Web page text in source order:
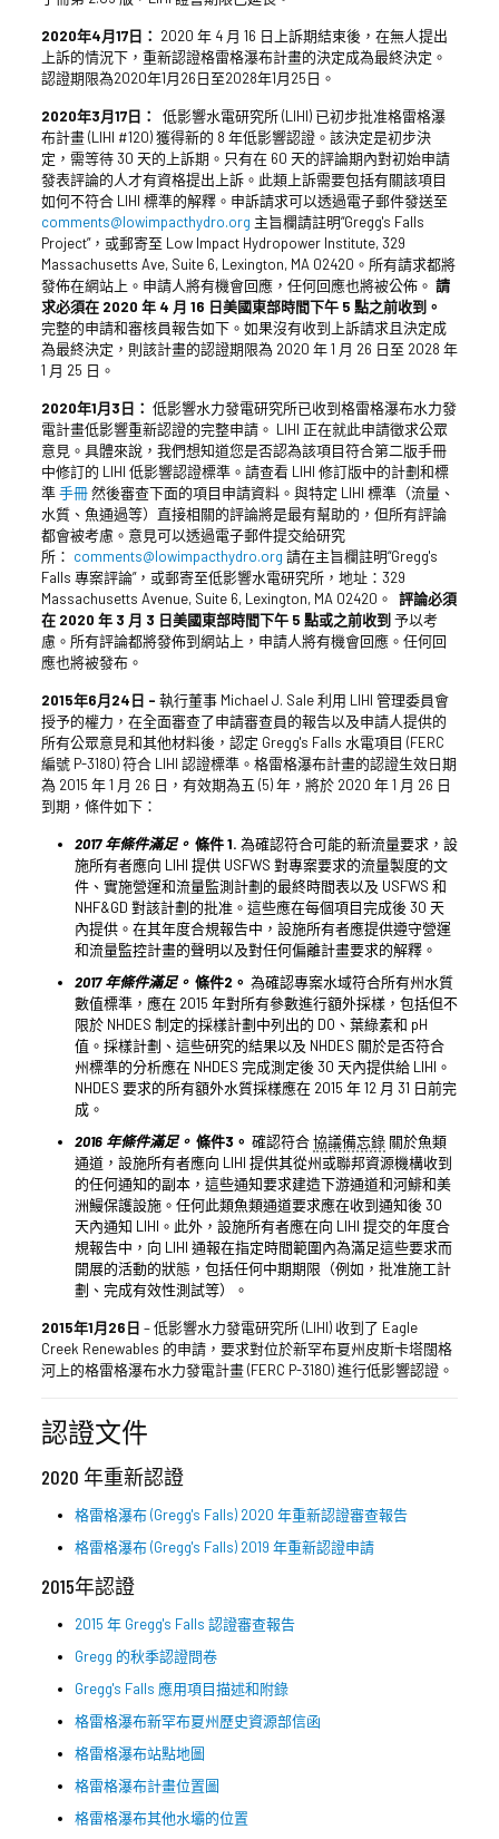
2020年4月17日： 2020 年 4 月 16 日上訴期結束後，在無人提出
上訴的情況下，重新認證格雷格瀑布計畫的決定成為最終決定。
認證期限為2020年1月26日至2028年1月25日。
2020年3月17日：
低影響水電研究所 (LIHI) 已初步批准格雷格瀑
布計畫 (LIHI #120) 獲得新的 8 年低影響認證。該決定是初步決
定，需等待 30 天的上訴期。只有在 60 天的評論期內對初始申請
發表評論的人才有資格提出上訴。此類上訴需要包括有關該項目
如何不符合 LIHI 標準的解釋。申訴請求可以透過電子郵件發送至
comments@lowimpacthydro.org 主旨欄請註明“Gregg's Falls
Project”，或郵寄至 Low Impact Hydropower Institute, 329
Massachusetts Ave, Suite 6, Lexington, MA 02420。所有請求都將
發佈在網站上。申請人將有機會回應，任何回應也將被公佈。 請
求必須在 2020 年 4 月 16 日美國東部時間下午 5 點之前收到。
完整的申請和審核員報告如下。如果沒有收到上訴請求且決定成
為最終決定，則該計畫的認證期限為 2020 年 1 月 26 日至 2028 年
1 月 25 日。
2020年1月3日： 低影響水力發電研究所已收到格雷格瀑布水力發
電計畫低影響重新認證的完整申請。 LIHI 正在就此申請徵求公眾
意見。具體來說，我們想知道您是否認為該項目符合第二版手冊
中修訂的 LIHI 低影響認證標準。請查看 LIHI 修訂版中的計劃和標
準手冊然後審查下面的項目申請資料。與特定 LIHI 標準（流量、
水質、魚通過等）直接相關的評論將是最有幫助的，但所有評論
都會被考慮。意見可以透過電子郵件提交給研究
所： comments@lowimpacthydro.org 請在主旨欄註明“Gregg's
Falls 專案評論”，或郵寄至低影響水電研究所，地址：329
Massachusetts Avenue, Suite 6, Lexington, MA 02420。 評論必須
在 2020 年 3 月 3 日美國東部時間下午 5 點或之前收到予以考
慮。所有評論都將發佈到網站上，申請人將有機會回應。任何回
應也將被發布。
2015年6月24日 – 執行董事 Michael J. Sale 利用 LIHI 管理委員會
授予的權力，在全面審查了申請審查員的報告以及申請人提供的
所有公眾意見和其他材料後，認定 Gregg's Falls 水電項目 (FERC
編號 P-3180) 符合 LIHI 認證標準。格雷格瀑布計畫的認證生效日期
為 2015 年 1 月 26 日，有效期為五 (5) 年，將於 2020 年 1 月 26 日
到期，條件如下：
2017 年條件滿足。 條件 1. 為確認符合可能的新流量要求，設
施所有者應向 LIHI 提供 USFWS 對專案要求的流量製度的文
件、實施營運和流量監測計劃的最終時間表以及 USFWS 和
NHF&GD 對該計劃的批准。這些應在每個項目完成後 30 天
內提供。在其年度合規報告中，設施所有者應提供遵守營運
和流量監控計畫的聲明以及對任何偏離計畫要求的解釋。
2017 年條件滿足。 條件2。 為確認專案水域符合所有州水質
數值標準，應在 2015 年對所有參數進行額外採樣，包括但不
限於 NHDES 制定的採樣計劃中列出的 DO、葉綠素和 pH
值。採樣計劃、這些研究的結果以及 NHDES 關於是否符合
州標準的分析應在 NHDES 完成測定後 30 天內提供給 LIHI。
NHDES 要求的所有額外水質採樣應在 2015 年 12 月 31 日前完
成。
2016 年條件滿足。 條件3。 確認符合協議備忘錄關於魚類
通道，設施所有者應向 LIHI 提供其從州或聯邦資源機構收到
的任何通知的副本，這些通知要求建造下游通道和河鯡和美
洲鰻保護設施。任何此類魚類通道要求應在收到通知後 30
天內通知 LIHI。此外，設施所有者應在向 LIHI 提交的年度合
規報告中，向 LIHI 通報在指定時間範圍內為滿足這些要求而
開展的活動的狀態，包括任何中期期限（例如，批准施工計
劃、完成有效性測試等）。
2015年1月26日 – 低影響水力發電研究所 (LIHI) 收到了 Eagle
Creek Renewables 的申請，要求對位於新罕布夏州皮斯卡塔闊格
河上的格雷格瀑布水力發電計畫 (FERC P-3180) 進行低影響認證。
認證文件
2020 年重新認證
格雷格瀑布 (Gregg's Falls) 2020 年重新認證審查報告
格雷格瀑布 (Gregg's Falls) 2019 年重新認證申請
2015年認證
2015 年 Gregg's Falls 認證審查報告
Gregg 的秋季認證問卷
Gregg's Falls 應用項目描述和附錄
格雷格瀑布新罕布夏州歷史資源部信函
格雷格瀑布站點地圖
格雷格瀑布計畫位置圖
格雷格瀑布其他水壩的位置